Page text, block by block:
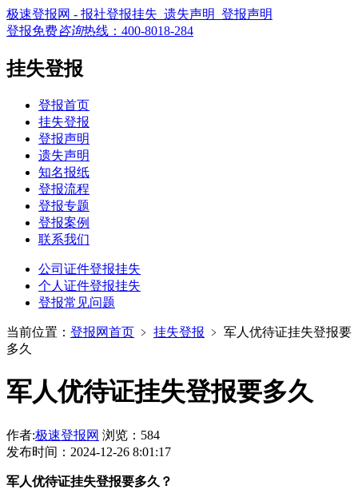
极速登报网 - 报社登报挂失_遗失声明_登报声明
登报免费咨询热线： 400-8018-284
挂失登报
登报首页
挂失登报
登报声明
遗失声明
知名报纸
登报流程
登报专题
登报案例
联系我们
公司证件登报挂失
个人证件登报挂失
登报常见问题
当前位置： 登报网首页 ﹥ 挂失登报 ﹥ 军人优待证挂失登报要
多久
军人优待证挂失登报要多久
作者:极速登报网 浏览：584
发布时间：2024-12-26 8:01:17
军人优待证挂失登报要多久？